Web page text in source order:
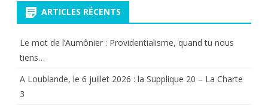
ARTICLES RÉCENTS
Le mot de l’Aumônier : Providentialisme, quand tu nous
tiens…
A Loublande, le 6 juillet 2026 : la Supplique 20 – La Charte
3